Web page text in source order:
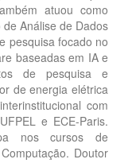
atuou como
Análise de Dados
pesquisa focado no
baseadas em IA e
de pesquisa e
de energia elétrica
com
e ECE-Paris.
nos cursos de
Doutor